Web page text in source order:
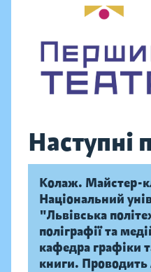
Наступні
Колаж. Майстер-
Національний
"Львівська
поліграфії та
кафедра графіки
книги. Проводить